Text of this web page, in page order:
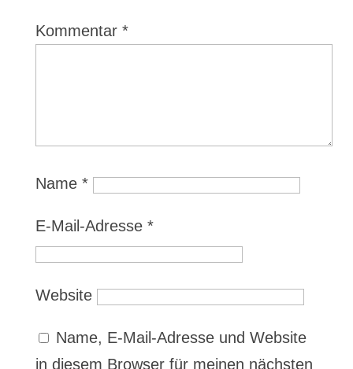
Kommentar *
Name *
E-Mail-Adresse *
Website
Name, E-Mail-Adresse und Website
in diesem Browser für meinen nächsten